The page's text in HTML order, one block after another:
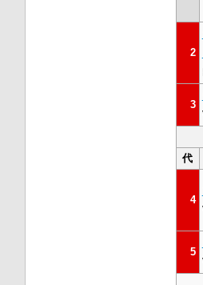
2
3
代
4
5